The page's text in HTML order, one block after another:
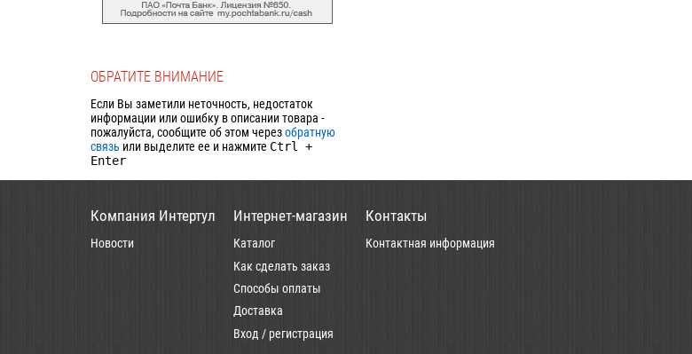
ОБРАТИТЕ ВНИМАНИЕ
Если Вы заметили неточность, недостаток
информации или ошибку в описании товара -
пожалуйста, сообщите об этом черезобратную
связь или выделите ее и нажмите Ctrl +
Enter
Компания Интертул
Новости
Интернет-магазин
Каталог
Как сделать заказ
Способы оплаты
Доставка
Вход / регистрация
Контакты
Контактная информация